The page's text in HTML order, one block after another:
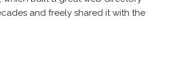
and freely shared it with the